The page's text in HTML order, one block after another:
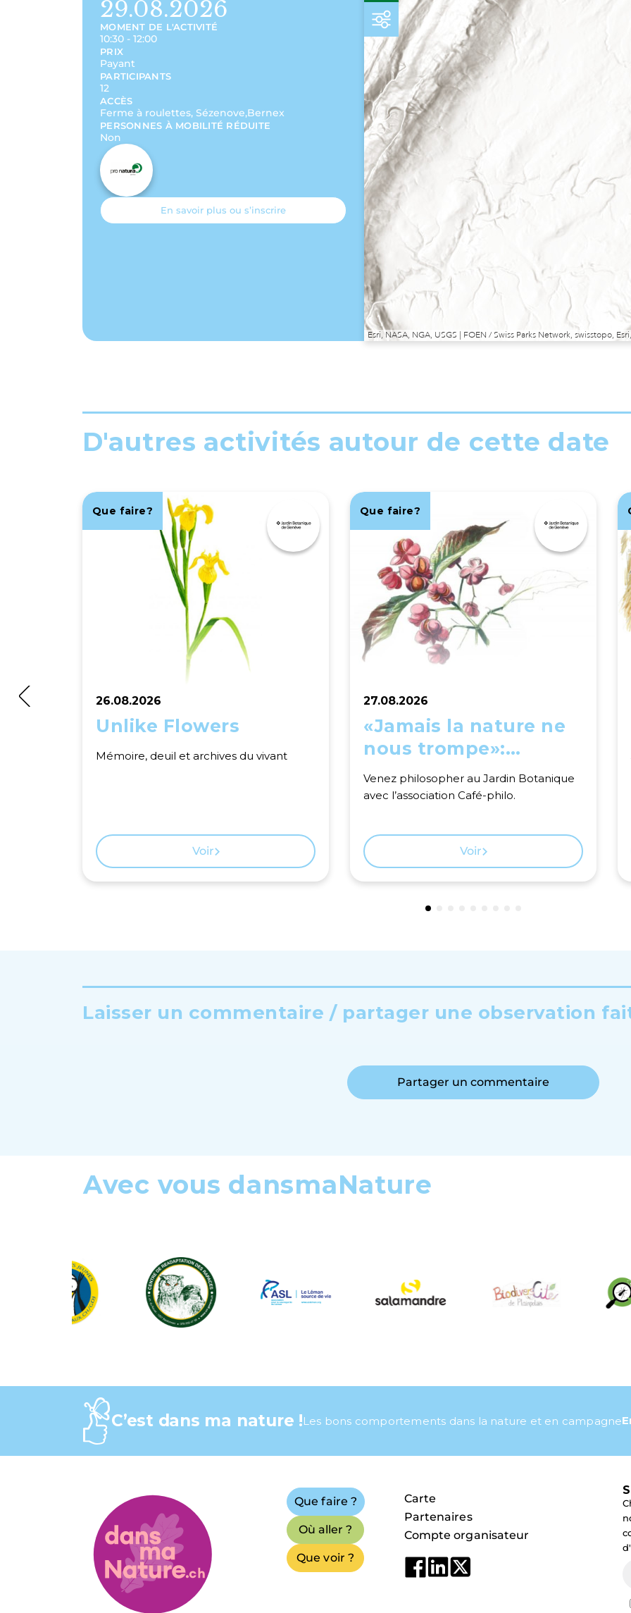
29.08.2026
MOMENT DE L'ACTIVITÉ
10:30 - 12:00
PRIX
Payant
PARTICIPANTS
12
ACCÈS
Ferme à roulettes, Sézenove,Bernex
PERSONNES À MOBILITÉ RÉDUITE
Non
En savoir plus ou s’inscrire
Esri, NASA, NGA, USGS | FOEN / Swiss Parks Network, swisstopo,
D'autres activités autour de cette date
Que faire?
26.08.2026
Unlike Flowers
Mémoire, deuil et archives du vivant
Voir
Que faire?
27.08.2026
«Jamais la nature ne
nous trompe»:
philosopher au Jardin
Botanique
Venez philosopher au Jardin Botanique
avec l’association Café-philo.
Voir
Laisser un commentaire / partager une observation
Partager un commentaire
Avec vous dansmaNature
C’est dans ma nature !Les bons comportements dans la nature et en campagne
Que faire ?
Où aller ?
Que voir ?
Carte
Partenaires
Compte organisateur